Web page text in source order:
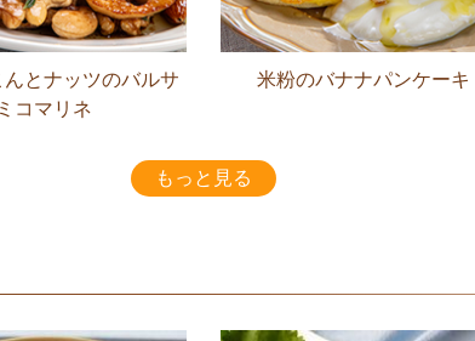
とナッツのバルサ
ミコマリネ
米粉のバナナパンケーキ
もっと見る